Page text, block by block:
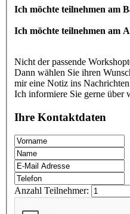
Ich möchte teilnehmen am
Ich möchte teilnehmen am
Nicht der passende
Dann wählen Sie ihren
mir eine Notiz ins
Ich informiere Sie gerne über
Ihre Kontaktdaten
Anzahl Teilnehmer: